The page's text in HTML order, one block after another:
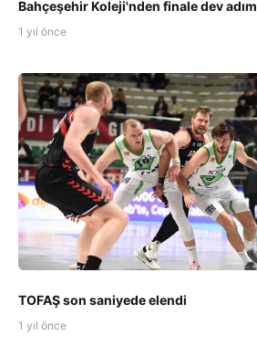
Bahçeşehir Koleji'nden finale dev adım
1 yıl önce
TOFAŞ son saniyede elendi
1 yıl önce